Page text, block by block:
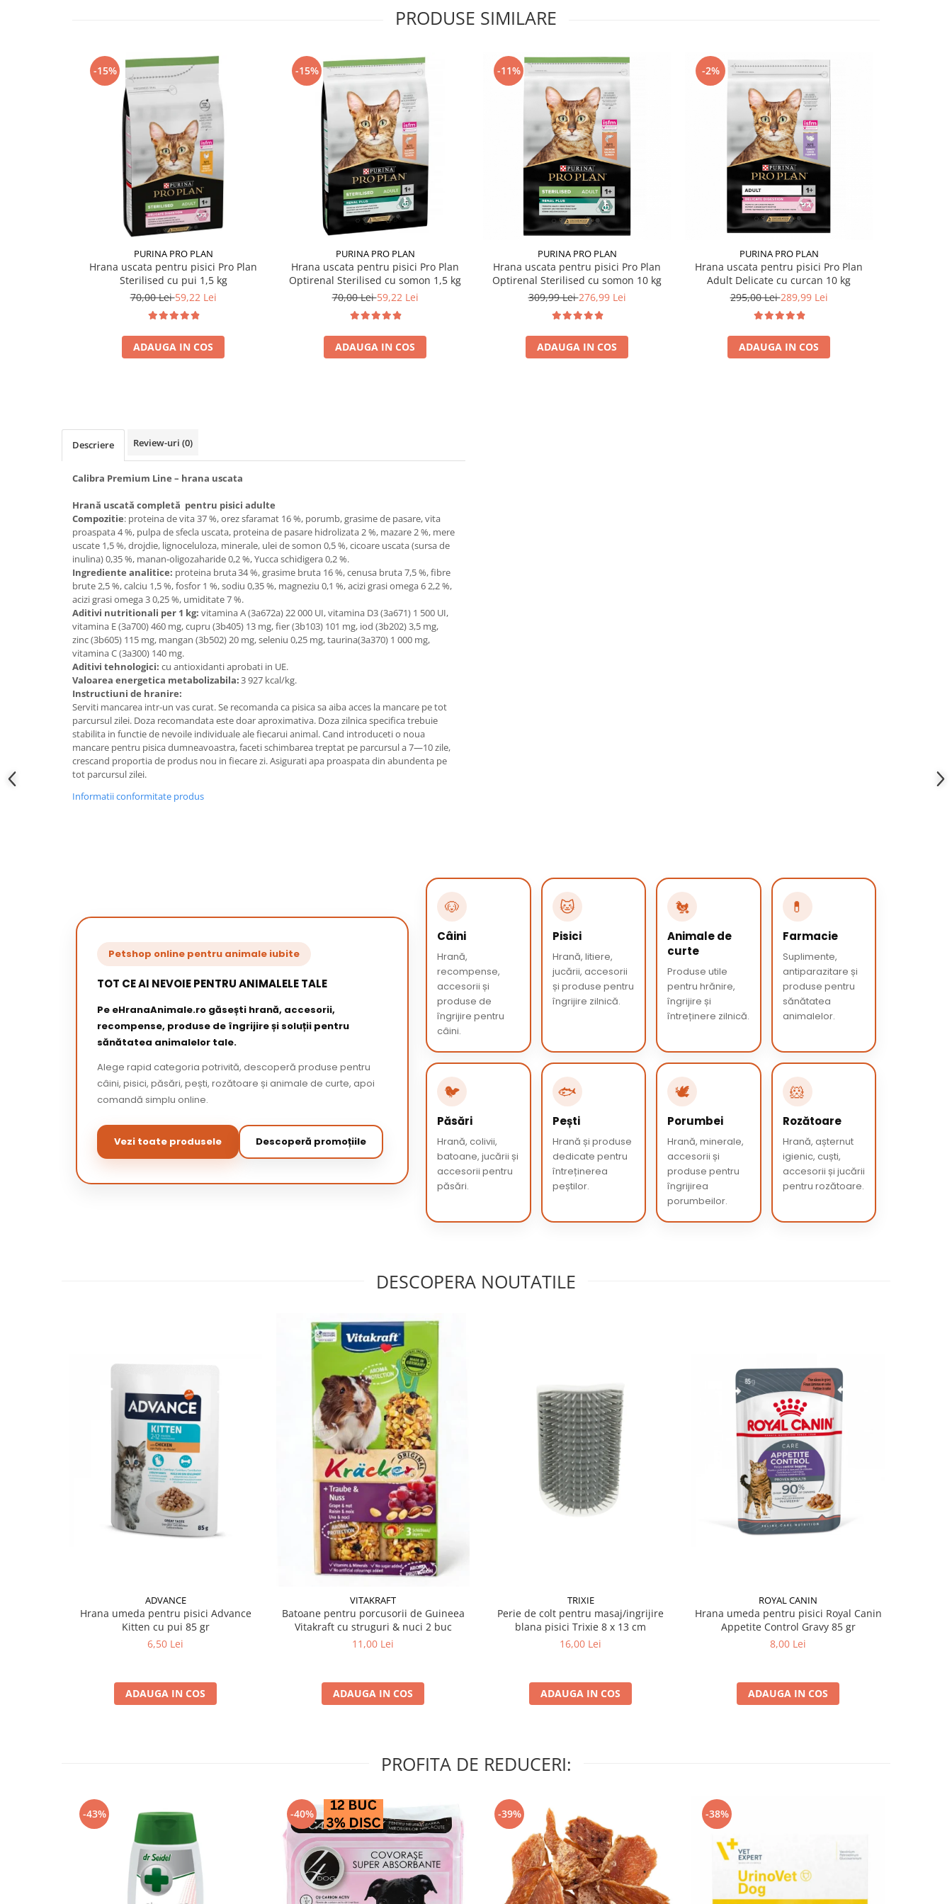
PRODUSE SIMILARE
-15%
PURINA PRO PLAN
Hrana uscata pentru pisici Pro Plan
Sterilised cu pui 1,5 kg
70,00 Lei59,22 Lei
ADAUGA IN COS
-15%
PURINA PRO PLAN
Hrana uscata pentru pisici Pro Plan
Optirenal Sterilised cu somon 1,5 kg
70,00 Lei59,22 Lei
ADAUGA IN COS
-11%
PURINA PRO PLAN
Hrana uscata pentru pisici Pro Plan
Optirenal Sterilised cu somon 10 kg
309,99 Lei276,99 Lei
ADAUGA IN COS
-2%
PURINA PRO PLAN
Hrana uscata pentru pisici Pro Plan
Adult Delicate cu curcan 10 kg
295,00 Lei289,99 Lei
ADAUGA IN COS
Descriere Review-uri (0)
Calibra Premium Line – hrana uscata
Hrană uscată completă pentru pisici adulte
Compozitie: proteina de vita 37 %, orez sfaramat 16 %, porumb, grasime de pasare, vita
proaspata 4 %, pulpa de sfecla uscata, proteina de pasare hidrolizata 2 %, mazare 2 %, mere
uscate 1,5 %, drojdie, lignoceluloza, minerale, ulei de somon 0,5 %, cicoare uscata (sursa de
inulina) 0,35 %, manan-oligozaharide 0,2 %, Yucca schidigera 0,2 %.
Ingrediente analitice: proteina bruta 34 %, grasime bruta 16 %, cenusa bruta 7,5 %, fibre
brute 2,5 %, calciu 1,5 %, fosfor 1 %, sodiu 0,35 %, magneziu 0,1 %, acizi grasi omega 6 2,2 %,
acizi grasi omega 3 0,25 %, umiditate 7 %.
Aditivi nutritionali per 1 kg: vitamina A (3a672a) 22 000 UI, vitamina D3 (3a671) 1 500 UI,
vitamina E (3a700) 460 mg, cupru (3b405) 13 mg, fier (3b103) 101 mg, iod (3b202) 3,5 mg,
zinc (3b605) 115 mg, mangan (3b502) 20 mg, seleniu 0,25 mg, taurina(3a370) 1 000 mg,
vitamina C (3a300) 140 mg.
Aditivi tehnologici: cu antioxidanti aprobati in UE.
Valoarea energetica metabolizabila:3 927 kcal/kg.
Instructiuni de hranire:
Serviti mancarea intr-un vas curat. Se recomanda ca pisica sa aiba acces la mancare pe tot
parcursul zilei. Doza recomandata este doar aproximativa. Doza zilnica specifica trebuie
stabilita in functie de nevoile individuale ale fiecarui animal. Cand introduceti o noua
mancare pentru pisica dumneavoastra, faceti schimbarea treptat pe parcursul a 7—10 zile,
crescand proportia de produs nou in fiecare zi. Asigurati apa proaspata din abundenta pe
tot parcursul zilei.
Informatii conformitate produs
Petshop online pentru animale iubite
TOT CE AI NEVOIE PENTRU ANIMALELE TALE
Pe eHranaAnimale.ro găsești hrană, accesorii,
recompense, produse de îngrijire și soluții pentru
sănătatea animalelor tale.
Alege rapid categoria potrivită, descoperă produse pentru
câini, pisici, păsări, pești, rozătoare și animale de curte, apoi
comandă simplu online.
Vezi toate produsele Descoperă promoțiile
🐶
Câini
Hrană,
recompense,
accesorii și
produse de
îngrijire pentru
câini.
🐱
Pisici
Hrană, litiere,
jucării, accesorii
și produse pentru
îngrijire zilnică.
🐔
Animale de
curte
Produse utile
pentru hrănire,
îngrijire și
întreținere zilnică.
💊
Farmacie
Suplimente,
antiparazitare și
produse pentru
sănătatea
animalelor.
🐦
Păsări
Hrană, colivii,
batoane, jucării și
accesorii pentru
păsări.
🐟
Pești
Hrană și produse
dedicate pentru
întreținerea
peștilor.
🕊️
Porumbei
Hrană, minerale,
accesorii și
produse pentru
îngrijirea
porumbeilor.
🐹
Rozătoare
Hrană, așternut
igienic, cuști,
accesorii și jucării
pentru rozătoare.
DESCOPERA NOUTATILE
ADVANCE
Hrana umeda pentru pisici Advance
Kitten cu pui 85 gr
6,50 Lei
ADAUGA IN COS
VITAKRAFT
Batoane pentru porcusorii de Guineea
Vitakraft cu struguri & nuci 2 buc
11,00 Lei
ADAUGA IN COS
TRIXIE
Perie de colt pentru masaj/ingrijire
blana pisici Trixie 8 x 13 cm
16,00 Lei
ADAUGA IN COS
ROYAL CANIN
Hrana umeda pentru pisici Royal Canin
Appetite Control Gravy 85 gr
8,00 Lei
ADAUGA IN COS
PROFITA DE REDUCERI:
-43% -40% -39% -38%